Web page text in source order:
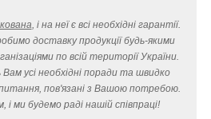
, і на неї є всі необхідні гарантії.
доставку продукції будь-якими
по всій території України.
усі необхідні поради та швидко
пов'язані з Вашою потребою.
ми будемо раді нашій співпраці!